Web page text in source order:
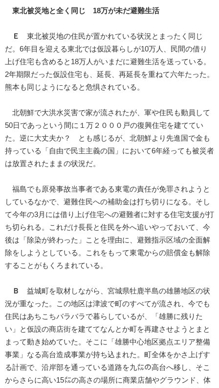
東北被災地と全く同じ 18万が未だ避難生活
Ｅ
東北被災地の住民が置かれている状況とまったく同じ
だ。6年目を迎える東北では仮設暮らしが10万人、民間の借り
上げ住宅も含めると18万人がいまだに避難生活を送っている。
2年期限だった仮設住宅も、延長、再延長を重ねて六年たった。
熊本も同じようになると危惧されている。
北朝鮮で大洪水災害で家が流されたが、軍や住民も動員して
50日であっという間に１万２０００戸の復興住宅を建ててい
た。逆に大丈夫か？ とも感じるが、北朝鮮より先進国で金も
持っている「自由で民主主義の国」において6年経っても被災者
は放置されたままの状況だ。
福島でも原発事故当事者である東電の責任が免罪されようと
しているなかで、避難住民への補助金は打ち切りになる。そし
て今年の3月には借り上げ住宅への避難者に対する住宅支援が打
ち切られる。これだけ長長と住民を外へ追いやっておいて、今
後は「除染が終わった」ことを理由に、避難指示区域の全面解
除をしようとしている。これをもって東電からの賠償金も解除
することがもくろまれている。
Ｂ
益城町を取材しながら、宮城県牡鹿半島の雄勝地区の状
況が重なった。この地区は津波で町のすべてが流され、今でも
住民はあちこちバラバラで暮らしているが、「雄勝に残りた
い」と仮設の商店街を建ててなんとか町を再建させようとまと
まって動き始めていた。そこに「雄勝中心地区拠点エリア整備
事業」なる高台造成事業が持ち込まれた。町全体をかさ上げす
る計画で、沿岸部を通っている道路を九㍍の高台へ移し、そこ
からさらに高い15㍍の高さの場所に商業店舗やグラウンド、体